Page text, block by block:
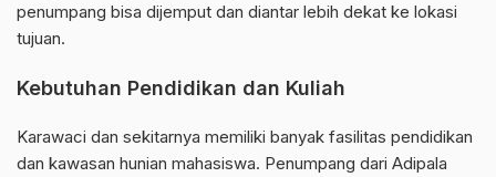
penumpang bisa dijemput dan diantar lebih dekat ke lokasi
tujuan.
Kebutuhan Pendidikan dan Kuliah
Karawaci dan sekitarnya memiliki banyak fasilitas pendidikan
dan kawasan hunian mahasiswa. Penumpang dari Adipala